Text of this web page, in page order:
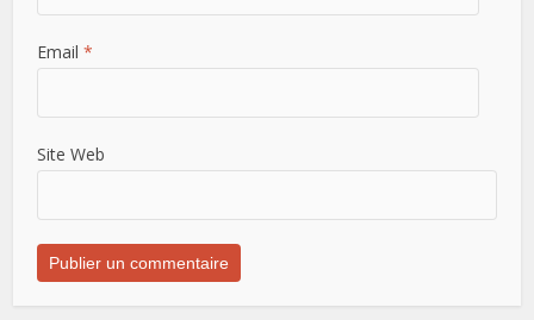
Email *
Site Web